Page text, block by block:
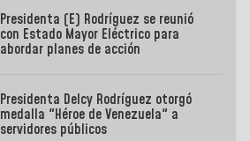
Presidenta (E) Rodríguez se reunió
con Estado Mayor Eléctrico para
abordar planes de acción
Presidenta Delcy Rodríguez otorgó
medalla "Héroe de Venezuela" a
servidores públicos